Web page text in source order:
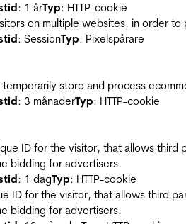
: 1 årTyp: HTTP-cookie
on multiple websites, in order
: SessionTyp: Pixelspårare
temporarily store and process
: 3 månaderTyp: HTTP-cookie
ID for the visitor, that allows
bidding for advertisers.
: 1 dagTyp: HTTP-cookie
ID for the visitor, that allows third
bidding for advertisers.